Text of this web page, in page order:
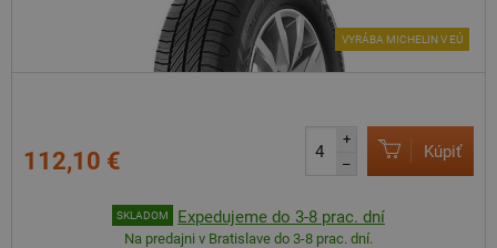
VYRÁBA MICHELIN V EÚ
112,10 €
+
–
Kúpiť
SKLADOM Expedujeme do 3-8 prac. dní
Na predajni v Bratislave do 3-8 prac. dní.